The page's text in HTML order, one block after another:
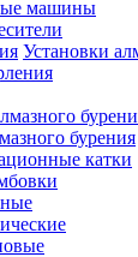
машины
Установки
бурения
катки